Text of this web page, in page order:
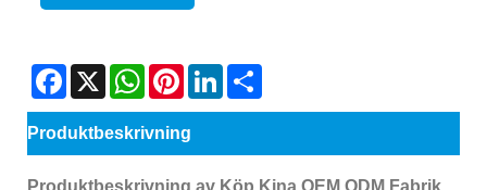
Facebook
X WhatsAppPinterestLinkedIn
Produktbeskrivning